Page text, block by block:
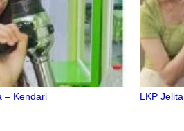
– Kendari LKP